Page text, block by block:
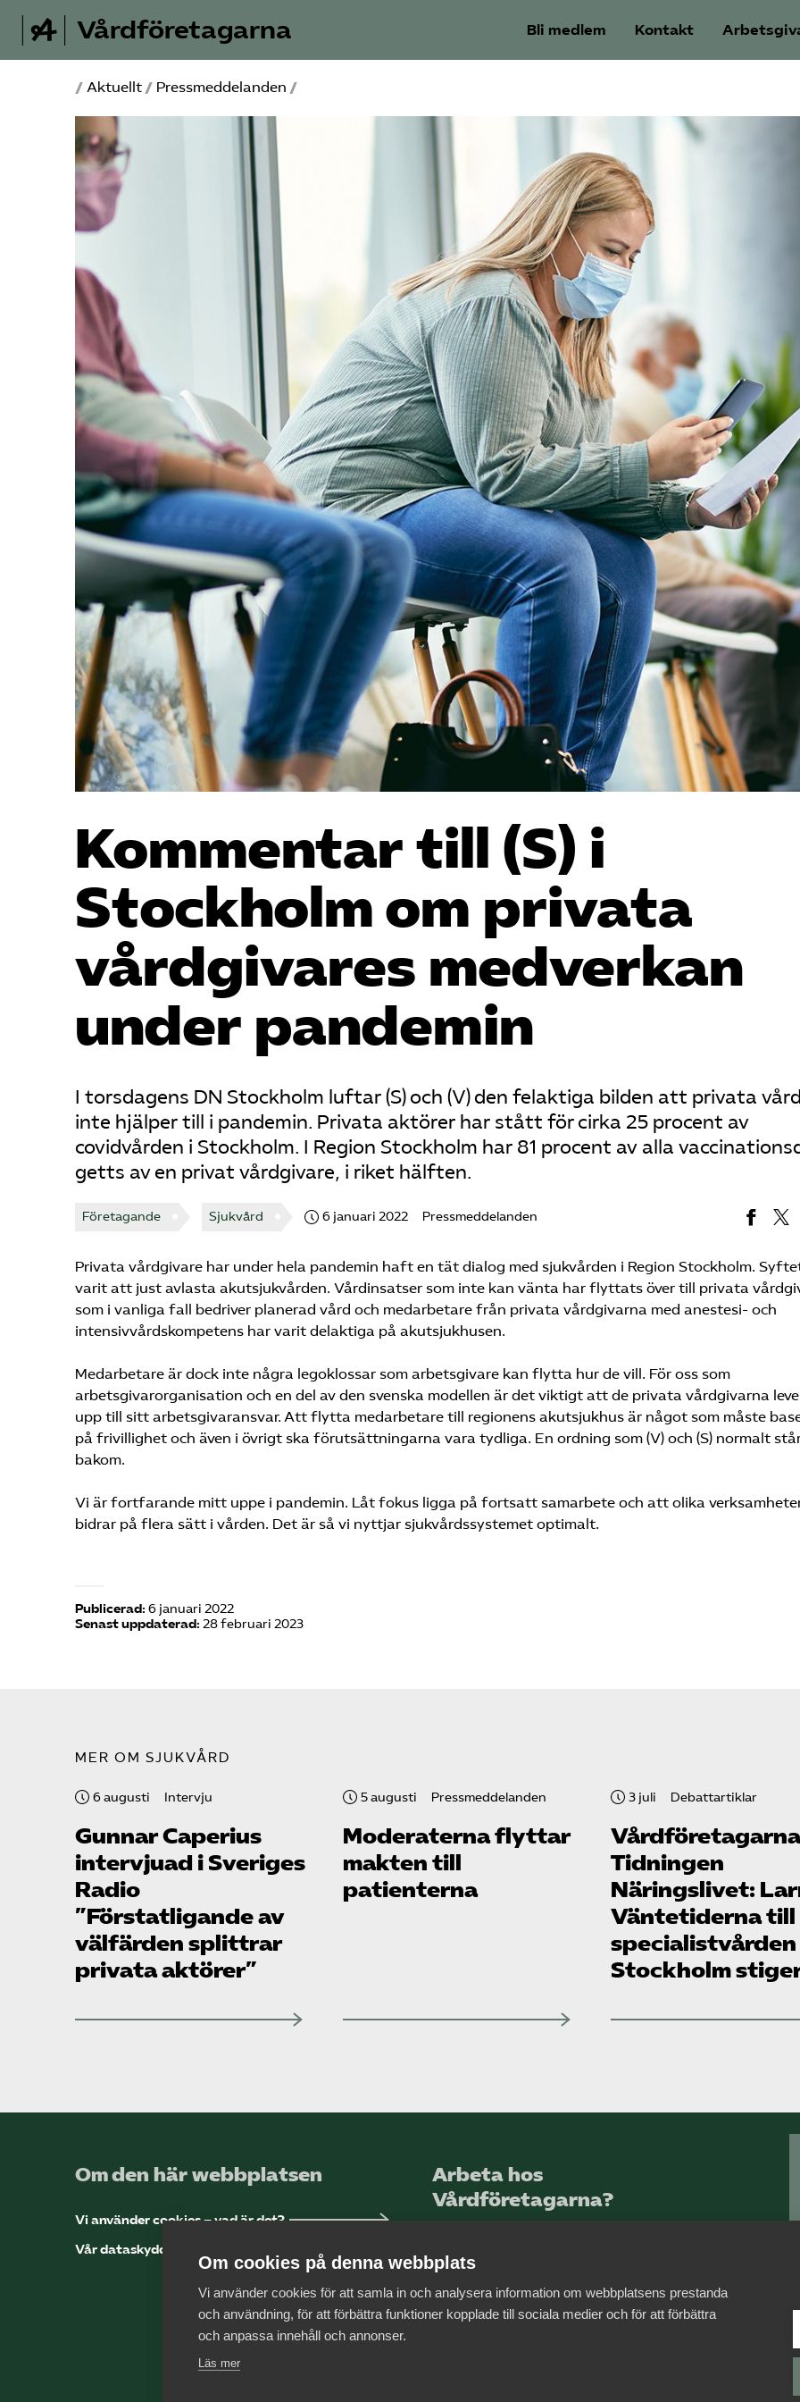
Vårdföretagarna Bli medlem Kontakt
/ Aktuellt / Pressmeddelanden /
Kommentar till (S) i
Stockholm om privata
vårdgivares medverkan
under pandemin
I torsdagens DN Stockholm luftar (S) och (V) den felaktiga bilden att privata
inte hjälper till i pandemin. Privata aktörer har stått för cirka 25 procent av
covidvården i Stockholm. I Region Stockholm har 81 procent av alla
getts av en privat vårdgivare, i riket hälften.
Företagande Sjukvård 6 januari 2022 Pressmeddelanden
Privata vårdgivare har under hela pandemin haft en tät dialog med sjukvården i Region Stockholm.
varit att just avlasta akutsjukvården. Vårdinsatser som inte kan vänta har flyttats över till privata
som i vanliga fall bedriver planerad vård och medarbetare från privata vårdgivarna med anestesi- och
intensivvårdskompetens har varit delaktiga på akutsjukhusen.
Medarbetare är dock inte några legoklossar som arbetsgivare kan flytta hur de vill. För oss som
arbetsgivarorganisation och en del av den svenska modellen är det viktigt att de privata vårdgivarna
upp till sitt arbetsgivaransvar. Att flytta medarbetare till regionens akutsjukhus är något som måste
på frivillighet och även i övrigt ska förutsättningarna vara tydliga. En ordning som (V) och (S) normalt
bakom.
Vi är fortfarande mitt uppe i pandemin. Låt fokus ligga på fortsatt samarbete och att olika
bidrar på flera sätt i vården. Det är så vi nyttjar sjukvårdssystemet optimalt.
Publicerad: 6 januari 2022
Senast uppdaterad: 28 februari 2023
MER OM SJUKVÅRD
6 augusti Intervju
Gunnar Caperius
intervjuad i Sveriges
Radio
”Förstatligande av
välfärden splittrar
privata aktörer”
5 augusti Pressmeddelanden
Moderaterna flyttar
makten till
patienterna
3 juli Debattartiklar
Tidningen
Näringslivet:
Väntetiderna till
specialistvården
Stockholm
Om den här webbplatsen
Vi använder cookies – vad är det?
Vår dataskyddspolicy
Arbeta hos
Vårdföretagarna?
Om cookies på denna webbplats
Vi använder cookies för att samla in och analysera information om webbplatsens prestanda
och användning, för att förbättra funktioner kopplade till sociala medier och för att förbättra
och anpassa innehåll och annonser.
Läs mer